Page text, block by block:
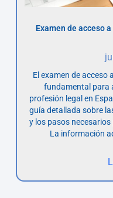
Examen de acceso
El examen de acceso
fundamental para
profesión legal en
guía detallada sobre
y los pasos
La información